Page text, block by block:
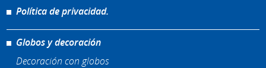
Política de privacidad.
Globos y decoración
Decoración con globos